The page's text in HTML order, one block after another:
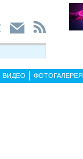
ВИДЕО ФОТОГАЛЕРЕЯ